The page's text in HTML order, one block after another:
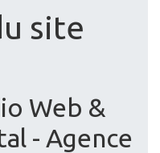
site
Web &
- Agence